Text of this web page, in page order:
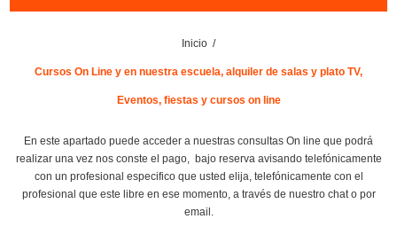
Inicio /
Cursos On Line y en nuestra escuela, alquiler de salas y plato TV,
Eventos, fiestas y cursos on line
En este apartado puede acceder a nuestras consultas On line que podrá
realizar una vez nos conste el pago, bajo reserva avisando telefónicamente
con un profesional especifico que usted elija, telefónicamente con el
profesional que este libre en ese momento, a través de nuestro chat o por
email.